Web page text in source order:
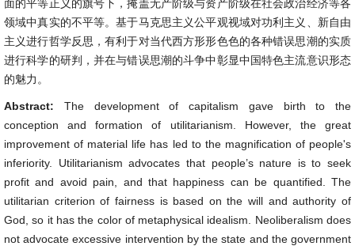
面的平等正义的旗号下，掩盖无产阶级与资产阶级在社会政治经济等各
领域中真实的不平等。基于马克思主义公平观视域对功利主义、新自由
主义进行哲学反思，有利于对当代西方形形色色的各种错误思潮的实质
进行科学的研判，并在与错误思潮的斗争中彰显中国特色主流意识形态
的魅力。
Abstract: The development of capitalism gave birth to the
conception and formation of utilitarianism. However, the great
improvement of material life has led to the magnification of people's
inferiority. Utilitarianism advocates that people’s nature is to seek
profit and avoid pain, and that happiness can be quantified. The
utilitarian criterion of fairness is based on the will and authority of
God, so it has the color of metaphysical idealism. Neoliberalism does
not advocate excessive intervention by the state and the government